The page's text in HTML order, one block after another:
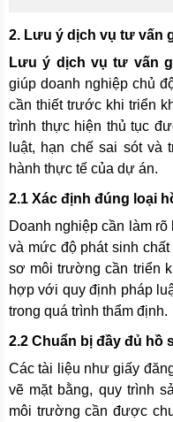
2. Lưu ý dịch vụ tư vấn
Lưu ý dịch vụ tư vấn
giúp doanh nghiệp chủ
cần thiết trước khi triển
trình thực hiện thủ tục
luật, hạn chế sai sót và
hành thực tế của dự án.
2.1 Xác định đúng loại
Doanh nghiệp cần làm
và mức độ phát sinh
sơ môi trường cần triển
hợp với quy định pháp
trong quá trình thẩm định.
2.2 Chuẩn bị đầy đủ hồ
Các tài liệu như giấy
vẽ mặt bằng, quy trình
môi trường cần được